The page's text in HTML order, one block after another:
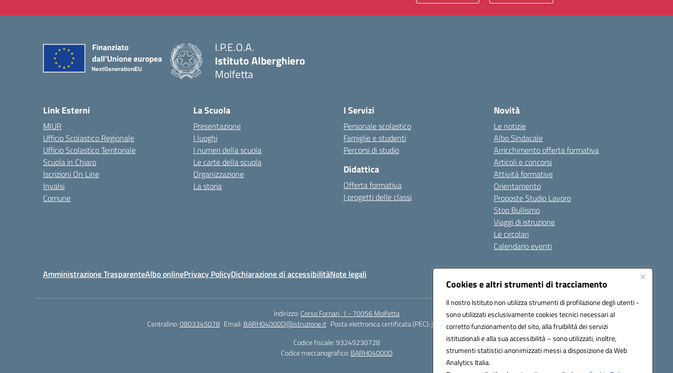
Cookies e altri strumenti di tracciamento
Il nostro Istituto non utilizza strumenti di profilazione degli utenti -
sono utilizzati esclusivamente cookies tecnici necessari al
corretto funzionamento del sito, alla fruibilità dei servizi
istituzionali e alla sua accessibilità – sono utilizzati, inoltre,
strumenti statistici anonimizzati messi a disposizione da Web
Analytics Italia.
I.P.E.O.A.
Istituto Alberghiero
Molfetta
Link Esterni
MIUR
Ufficio Scolastico Regionale
Ufficio Scolastico Territoriale
Scuola in Chiaro
Iscrizioni On Line
Invalsi
Comune
La Scuola
Presentazione
I luoghi
I numeri della scuola
Le carte della scuola
Organizzazione
La storia
I Servizi
Personale scolastico
Famiglie e studenti
Percorsi di studio
Didattica
Offerta formativa
I progetti delle classi
Novità
Le notizie
Albo Sindacale
Arricchimento offerta formativa
Articoli e concorsi
Attività formative
Orientamento
Proposte Studio Lavoro
Stop Bullismo
Viaggi di istruzione
Le circolari
Calendario eventi
Amministrazione TrasparenteAlbo onlinePrivacy PolicyDichiarazione di accessibilitàNote legali Seguici su:
Indirizzo: Corso Fornari, 1 - 70056 Molfetta
Centralino:0803345078 Email: BARH04000D@istruzione.it Posta elettronica certificata (PEC): BARH04000D@pec.istruzione.it
Codice fiscale: 93249230728
Codice meccanografico: BARH04000D